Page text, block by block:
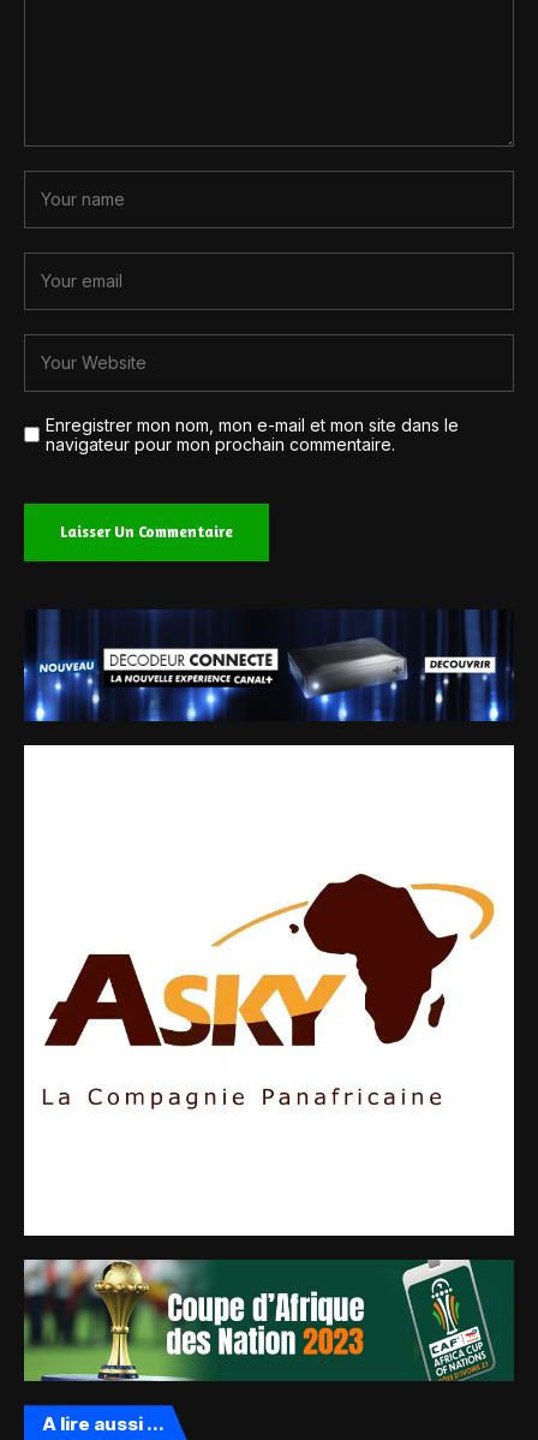
Enregistrer mon nom, mon e-mail et mon site dans le
navigateur pour mon prochain commentaire.
A lire aussi ...